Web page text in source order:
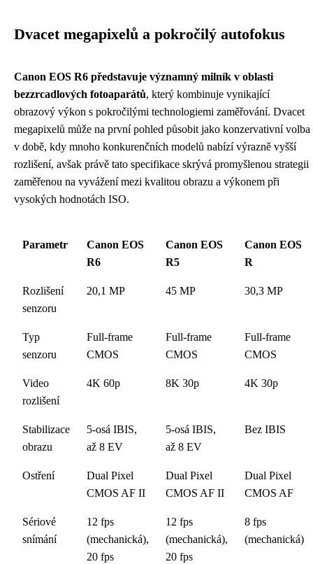
Dvacet megapixelů a pokročilý autofokus
Canon EOS R6 představuje významný milník v oblasti
bezzrcadlových fotoaparátů, který kombinuje vynikající
obrazový výkon s pokročilými technologiemi zaměřování. Dvacet
megapixelů může na první pohled působit jako konzervativní volba
v době, kdy mnoho konkurenčních modelů nabízí výrazně vyšší
rozlišení, avšak právě tato specifikace skrývá promyšlenou strategii
zaměřenou na vyvážení mezi kvalitou obrazu a výkonem při
vysokých hodnotách ISO.
Parametr
Canon EOS
R6
Canon EOS
R5
Canon EOS
R
Rozlišení
senzoru
20,1 MP 45 MP 30,3 MP
Typ
senzoru
Full-frame
CMOS
Full-frame
CMOS
Full-frame
CMOS
Video
rozlišení
4K 60p 8K 30p 4K 30p
Stabilizace
obrazu
5-osá IBIS,
až 8 EV
5-osá IBIS,
až 8 EV
Bez IBIS
Ostření
Dual Pixel
CMOS AF II
Dual Pixel
CMOS AF II
Dual Pixel
CMOS AF
Sériové
snímání
12 fps
(mechanická),
20 fps
12 fps
(mechanická),
20 fps
8 fps
(mechanická)